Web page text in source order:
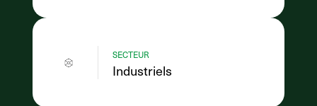
SECTEUR
Industriels